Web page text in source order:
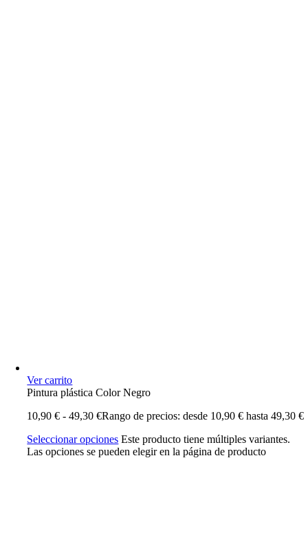
Ver carrito
Pintura plástica Color Negro
10,90€ - 49,30€Rango de precios: desde 10,90 € hasta 49,30 €
Seleccionar opciones Este producto tiene múltiples variantes.
Las opciones se pueden elegir en la página de producto